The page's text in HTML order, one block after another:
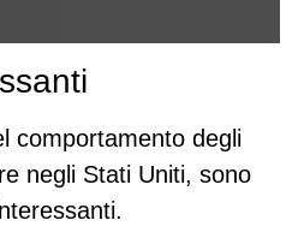
comportamento degli
negli Stati Uniti, sono